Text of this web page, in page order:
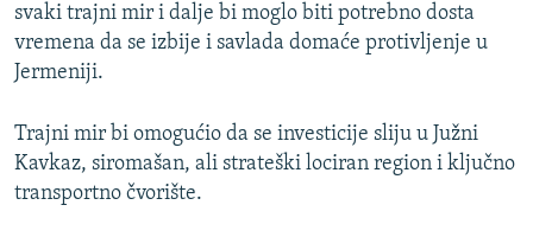
svaki trajni mir i dalje bi moglo biti potrebno dosta
vremena da se izbije i savlada domaće protivljenje u
Jermeniji.
Trajni mir bi omogućio da se investicije sliju u Južni
Kavkaz, siromašan, ali strateški lociran region i ključno
transportno čvorište.